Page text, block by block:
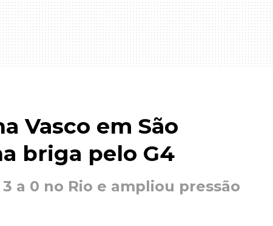
Vasco em São
briga pelo G4
a 0 no Rio e ampliou pressão